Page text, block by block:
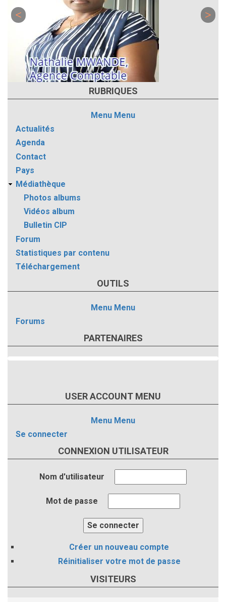
RUBRIQUES
Menu Menu
Actualités
Agenda
Contact
Pays
Médiathèque
Photos albums
Vidéos album
Bulletin CIP
Forum
Statistiques par contenu
Téléchargement
OUTILS
Menu Menu
Forums
PARTENAIRES
USER ACCOUNT MENU
Menu Menu
Se connecter
CONNEXION UTILISATEUR
Nom d'utilisateur
Mot de passe
Créer un nouveau compte
Réinitialiser votre mot de passe
VISITEURS